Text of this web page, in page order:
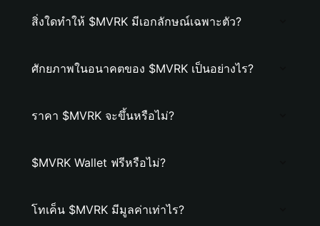
สิ่งใดทำให้ $MVRK มีเอกลักษณ์เฉพาะตัว?
ศักยภาพในอนาคตของ $MVRK เป็นอย่างไร?
ราคา $MVRK จะขึ้นหรือไม่?
$MVRK Wallet ฟรีหรือไม่?
โทเค็น $MVRK มีมูลค่าเท่าไร?